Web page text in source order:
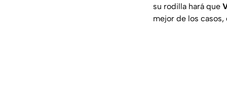
su rodilla hará que
mejor de los